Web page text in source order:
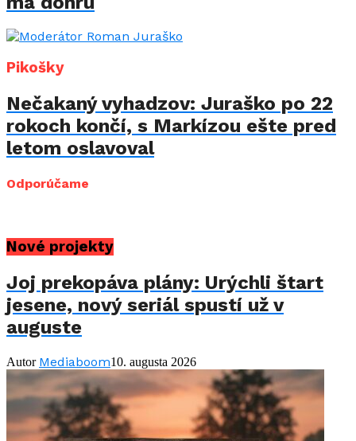
Pikošky
Nečakaný vyhadzov: Juraško po 22
rokoch končí, s Markízou ešte pred
letom oslavoval
Odporúčame
Nové projekty
Joj prekopáva plány: Urýchli štart
jesene, nový seriál spustí už v
auguste
Autor Mediaboom10. augusta 2026